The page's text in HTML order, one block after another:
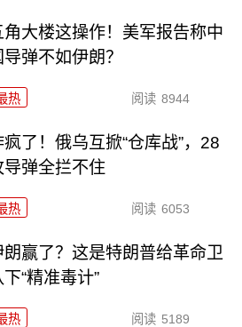
角大楼这操作！美军报告称中
导弹不如伊朗？
热 阅读 8944
疯了！俄乌互掀“仓库战”，28
导弹全拦不住
热 阅读 6053
朗赢了？这是特朗普给革命卫
下“精准毒计”
热 阅读 5189